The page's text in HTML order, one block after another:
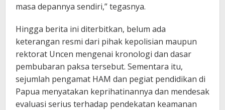
masa depannya sendiri,” tegasnya.
Hingga berita ini diterbitkan, belum ada
keterangan resmi dari pihak kepolisian maupun
rektorat Uncen mengenai kronologi dan dasar
pembubaran paksa tersebut. Sementara itu,
sejumlah pengamat HAM dan pegiat pendidikan di
Papua menyatakan keprihatinannya dan mendesak
evaluasi serius terhadap pendekatan keamanan